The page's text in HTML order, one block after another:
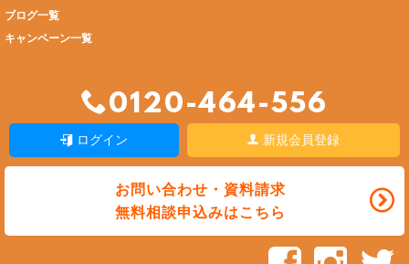
ブログ一覧
キャンペーン一覧
0120-464-556
ログイン 新規会員登録
お問い合わせ・資料請求
無料相談申込みはこちら